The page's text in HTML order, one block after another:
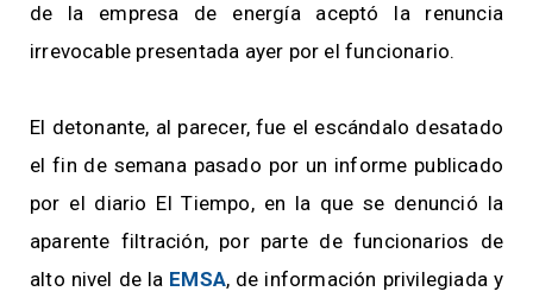
de la empresa de energía aceptó la renuncia
irrevocable presentada ayer por el funcionario.
El detonante, al parecer, fue el escándalo desatado
el fin de semana pasado por un informe publicado
por el diario El Tiempo, en la que se denunció la
aparente filtración, por parte de funcionarios de
alto nivel de la EMSA, de información privilegiada y